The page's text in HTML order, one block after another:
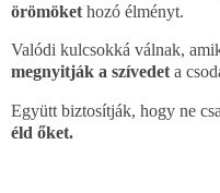
örömöket hozó élményt.
Valódi kulcsokká válnak,
megnyitják a szívedet a
Együtt biztosítják, hogy ne
éld őket.